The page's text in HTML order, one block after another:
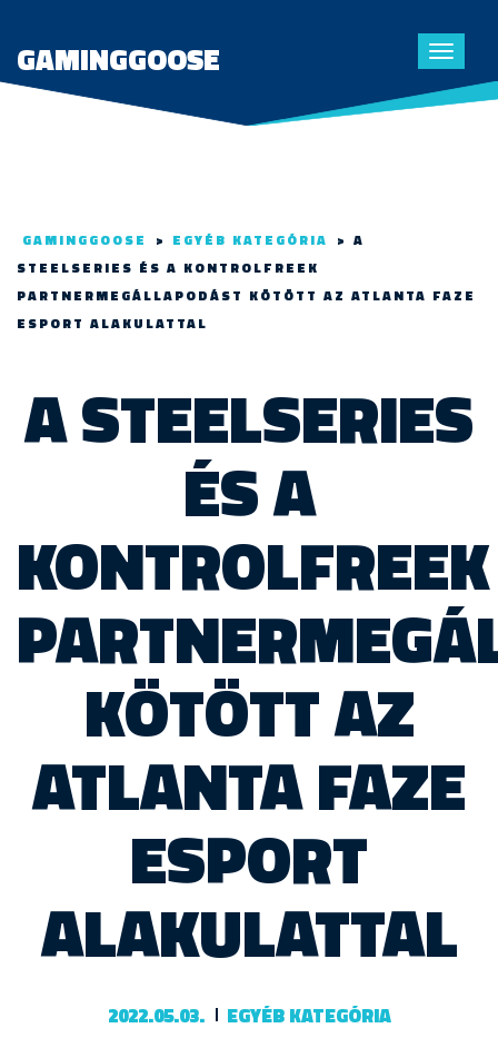
Toggle
GAMINGGOOSE
GAMINGGOOSE > EGYÉB KATEGÓRIA > A
STEELSERIES ÉS A KONTROLFREEK
PARTNERMEGÁLLAPODÁST KÖTÖTT AZ ATLANTA FAZE
ESPORT ALAKULATTAL
A STEELSERIES
ÉS A
KONTROLFREEK
KÖTÖTT AZ
ATLANTA FAZE
ESPORT
ALAKULATTAL
2022.05.03. EGYÉB KATEGÓRIA